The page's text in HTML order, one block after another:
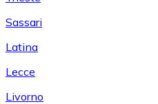
Sassari
Latina
Lecce
Livorno